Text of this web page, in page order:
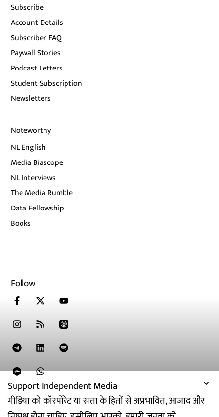
Support Independent Media
मीडिया को कॉरपोरेट या सत्ता के हितों से अप्रभावित, आजाद और
Subscribe
Account Details
Subscriber FAQ
Paywall Stories
Podcast Letters
Student Subscription
Newsletters
Noteworthy
NL English
Media Biascope
NL Interviews
The Media Rumble
Data Fellowship
Books
Follow